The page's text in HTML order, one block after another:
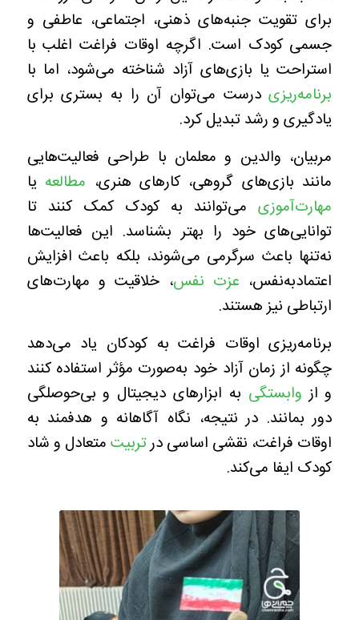
برای تقویت جنبه‌های ذهنی، اجتماعی، عاطفی و
جسمی کودک است. اگرچه اوقات فراغت اغلب با
استراحت یا بازی‌های آزاد شناخته می‌شود، اما با
برنامه‌ریزیدرست می‌توان آن را به بستری برای
یادگیری و رشد تبدیل کرد.
مربیان، والدین و معلمان با طراحی فعالیت‌هایی
مانند بازی‌های گروهی، کارهای هنری، مطالعه یا
مهارت‌آموزیمی‌توانند به کودک کمک کنند تا
توانایی‌های خود را بهتر بشناسد. این فعالیت‌ها
نه‌تنها باعث سرگرمی می‌شوند، بلکه باعث افزایش
اعتمادبه‌نفس، عزت نفس، خلاقیت و مهارت‌های
ارتباطی نیز هستند.
برنامه‌ریزی اوقات فراغت به کودکان یاد می‌دهد
چگونه از زمان آزاد خود به‌صورت مؤثر استفاده کنند
و از وابستگی به ابزارهای دیجیتال و بی‌حوصلگی
دور بمانند. در نتیجه، نگاه آگاهانه و هدفمند به
اوقات فراغت، نقشی اساسی درتربیتمتعادل و شاد
کودک ایفا می‌کند.